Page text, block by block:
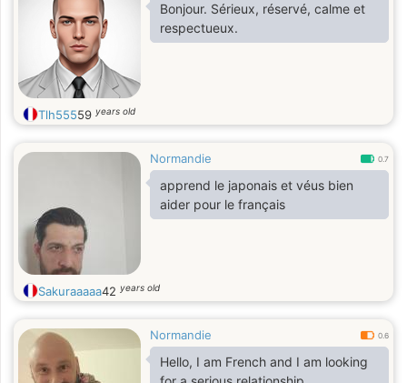
Bonjour. Sérieux, réservé, calme et
respectueux.
Tlh55559 years old
Normandie 0.7
apprend le japonais et véus bien
aider pour le français
Sakuraaaaa42 years old
Normandie 0.6
Hello, I am French and I am looking